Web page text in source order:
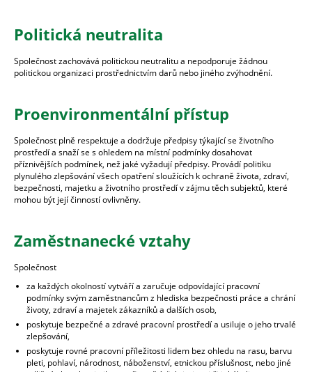
Politická neutralita
Společnost zachovává politickou neutralitu a nepodporuje žádnou
politickou organizaci prostřednictvím darů nebo jiného zvýhodnění.
Proenvironmentální přístup
Společnost plně respektuje a dodržuje předpisy týkající se životního
prostředí a snaží se s ohledem na místní podmínky dosahovat
příznivějších podmínek, než jaké vyžadují předpisy. Provádí politiku
plynulého zlepšování všech opatření sloužících k ochraně života, zdraví,
bezpečnosti, majetku a životního prostředí v zájmu těch subjektů, které
mohou být její činností ovlivněny.
Zaměstnanecké vztahy
Společnost
za každých okolností vytváří a zaručuje odpovídající pracovní
podmínky svým zaměstnancům z hlediska bezpečnosti práce a chrání
životy, zdraví a majetek zákazníků a dalších osob,
poskytuje bezpečné a zdravé pracovní prostředí a usiluje o jeho trvalé
zlepšování,
poskytuje rovné pracovní příležitosti lidem bez ohledu na rasu, barvu
pleti, pohlaví, národnost, náboženství, etnickou příslušnost, nebo jiné